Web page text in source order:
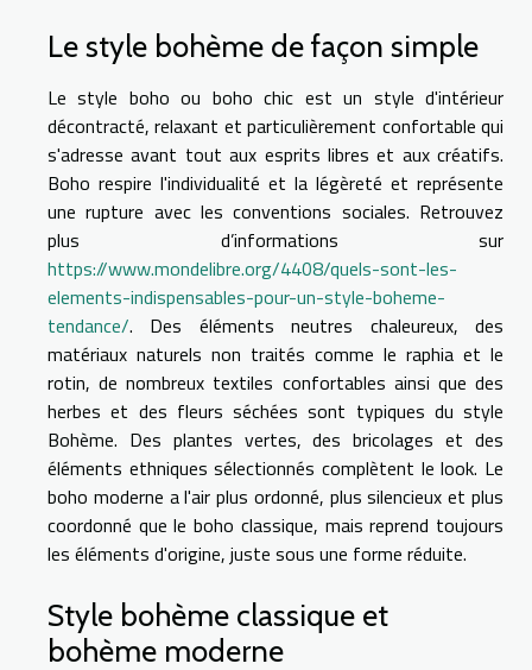
Le style bohème de façon simple
Le style boho ou boho chic est un style d'intérieur
décontracté, relaxant et particulièrement confortable qui
s'adresse avant tout aux esprits libres et aux créatifs.
Boho respire l'individualité et la légèreté et représente
une rupture avec les conventions sociales. Retrouvez
plus d’informations sur
https://www.mondelibre.org/4408/quels-sont-les-
elements-indispensables-pour-un-style-boheme-
tendance/. Des éléments neutres chaleureux, des
matériaux naturels non traités comme le raphia et le
rotin, de nombreux textiles confortables ainsi que des
herbes et des fleurs séchées sont typiques du style
Bohème. Des plantes vertes, des bricolages et des
éléments ethniques sélectionnés complètent le look. Le
boho moderne a l'air plus ordonné, plus silencieux et plus
coordonné que le boho classique, mais reprend toujours
les éléments d'origine, juste sous une forme réduite.
Style bohème classique et
bohème moderne